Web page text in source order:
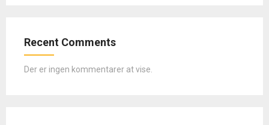
Recent Comments
Der er ingen kommentarer at vise.